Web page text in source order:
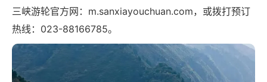
三峡游轮官方网：m.sanxiayouchuan.com，或拨打预订
热线：023-88166785。